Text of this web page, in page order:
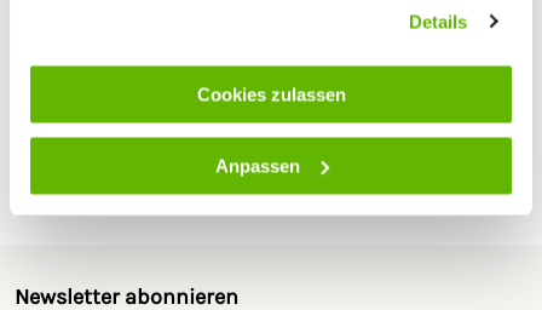
Details
Cookies zulassen
Anpassen
Theo Klein - Spielzeugerfahrung seit
Theo Klein ist ein renommierter und international tätiger
Spielwarenhersteller an der Südlichen Weinstraße und begeistert seit
mehr als 70 Jahren seine Kunden mit qualitativ hochwertigen und
pädagogisch wertvollen Spielwaren und einem umfangreichen
Newsletter abonnieren